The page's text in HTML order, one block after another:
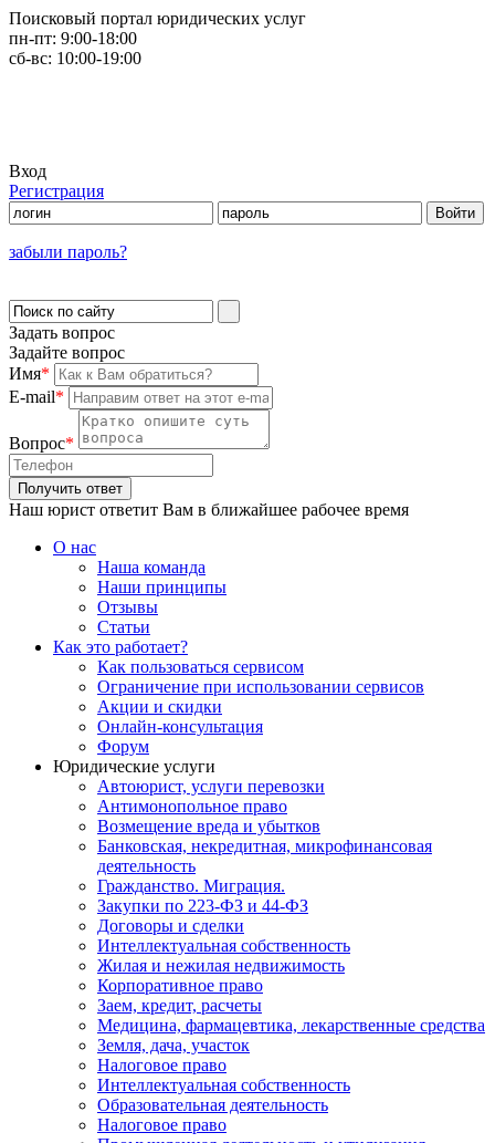
Поисковый портал юридических услуг
пн-пт: 9:00-18:00
сб-вс: 10:00-19:00
Вход
Регистрация
забыли пароль?
Задать вопрос
Задайте вопрос
Имя*
E-mail*
Вопрос*
Наш юрист ответит Вам в ближайшее рабочее время
О нас
Наша команда
Наши принципы
Отзывы
Статьи
Как это работает?
Как пользоваться сервисом
Ограничение при использовании сервисов
Акции и скидки
Онлайн-консультация
Форум
Юридические услуги
Автоюрист, услуги перевозки
Антимонопольное право
Возмещение вреда и убытков
Банковская, некредитная, микрофинансовая
деятельность
Гражданство. Миграция.
Закупки по 223-ФЗ и 44-ФЗ
Договоры и сделки
Интеллектуальная собственность
Жилая и нежилая недвижимость
Корпоративное право
Заем, кредит, расчеты
Медицина, фармацевтика, лекарственные средства
Земля, дача, участок
Налоговое право
Интеллектуальная собственность
Образовательная деятельность
Налоговое право